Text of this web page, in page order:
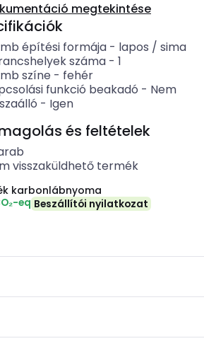
megtekintése
építési formája- lapos / sima
száma- 1
színe - fehér
funkció beakadó - Nem
- Igen
és feltételek
visszaküldhető termék
karbonlábnyoma
eq Beszállítói nyilatkozat